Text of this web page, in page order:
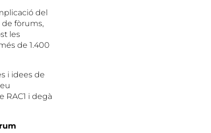
del
de fòrums,
les
de 1.400
i idees de
RAC1 i degà